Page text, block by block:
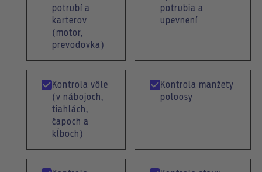
potrubí a
karterov
(motor,
prevodovka)
potrubia a
upevnení
Kontrola vôle
(v nábojoch,
tiahlách,
čapoch a
kĺboch)
Kontrola manžety
poloosy